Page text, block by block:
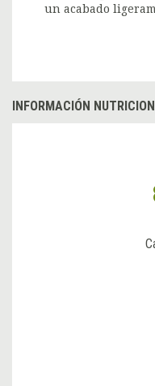
un acabado
INFORMACIÓN